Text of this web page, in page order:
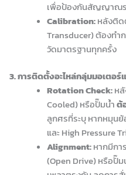
เพื่อป้องกันสัญญาณร
Calibration:หลังติด
Transducer) ต้องทำ
วัดมาตรฐานทุกครั้ง
3. การติดตั้งอะไหล่กลุ่มมอเตอ
Rotation Check:หลั
Cooled) หรือปั๊มน้ำต้
ลูกศรที่ระบุ หากหมุนย้
และ High Pressure
Alignment:หากมีกา
(Open Drive) หรือปั๊